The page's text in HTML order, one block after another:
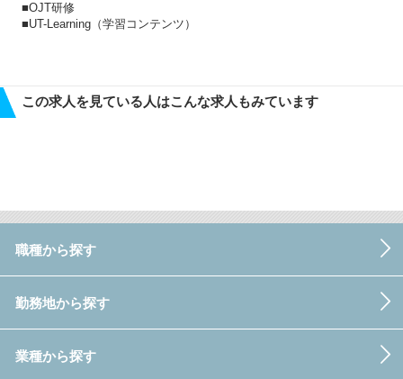
■OJT研修
■UT-Learning（学習コンテンツ）
この求人を見ている人はこんな求人もみています
職種から探す
勤務地から探す
業種から探す